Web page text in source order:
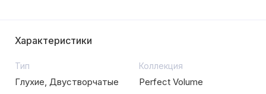
Характеристики
Тип
Глухие, Двустворчатые
Коллекция
Perfect Volume